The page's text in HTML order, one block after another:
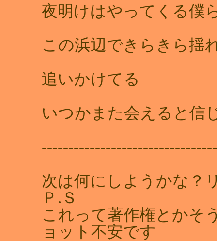
夜明けはやってくる
この浜辺できらきら
追いかけてる
いつかまた会えると信
---------------------------------
次は何にしようかな？
Ｐ.Ｓ
これって著作権とかそ
ョット不安です